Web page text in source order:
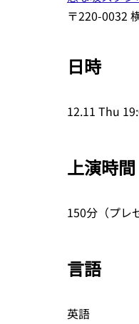
〒220-0032
日時
12.11 Thu
上演時間
150分（プレ
言語
英語